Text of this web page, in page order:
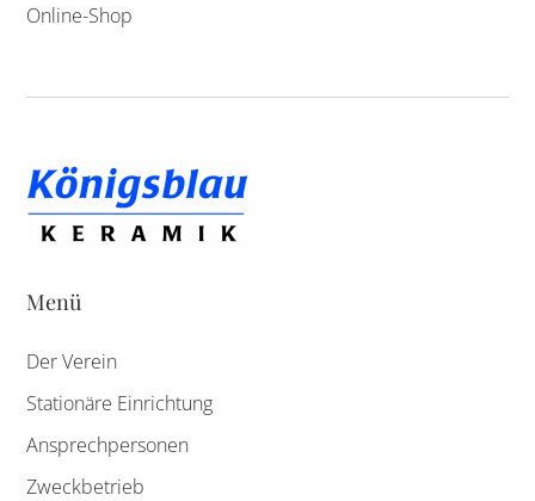
Online-Shop
Menü
Der Verein
Stationäre Einrichtung
Ansprechpersonen
Zweckbetrieb